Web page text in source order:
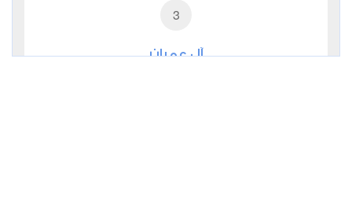
3
آل عمران